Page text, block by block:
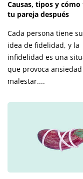
Causas, tipos y
tu pareja después
Cada persona tiene
idea de fidelidad, y la
infidelidad es una
que provoca
malestar....